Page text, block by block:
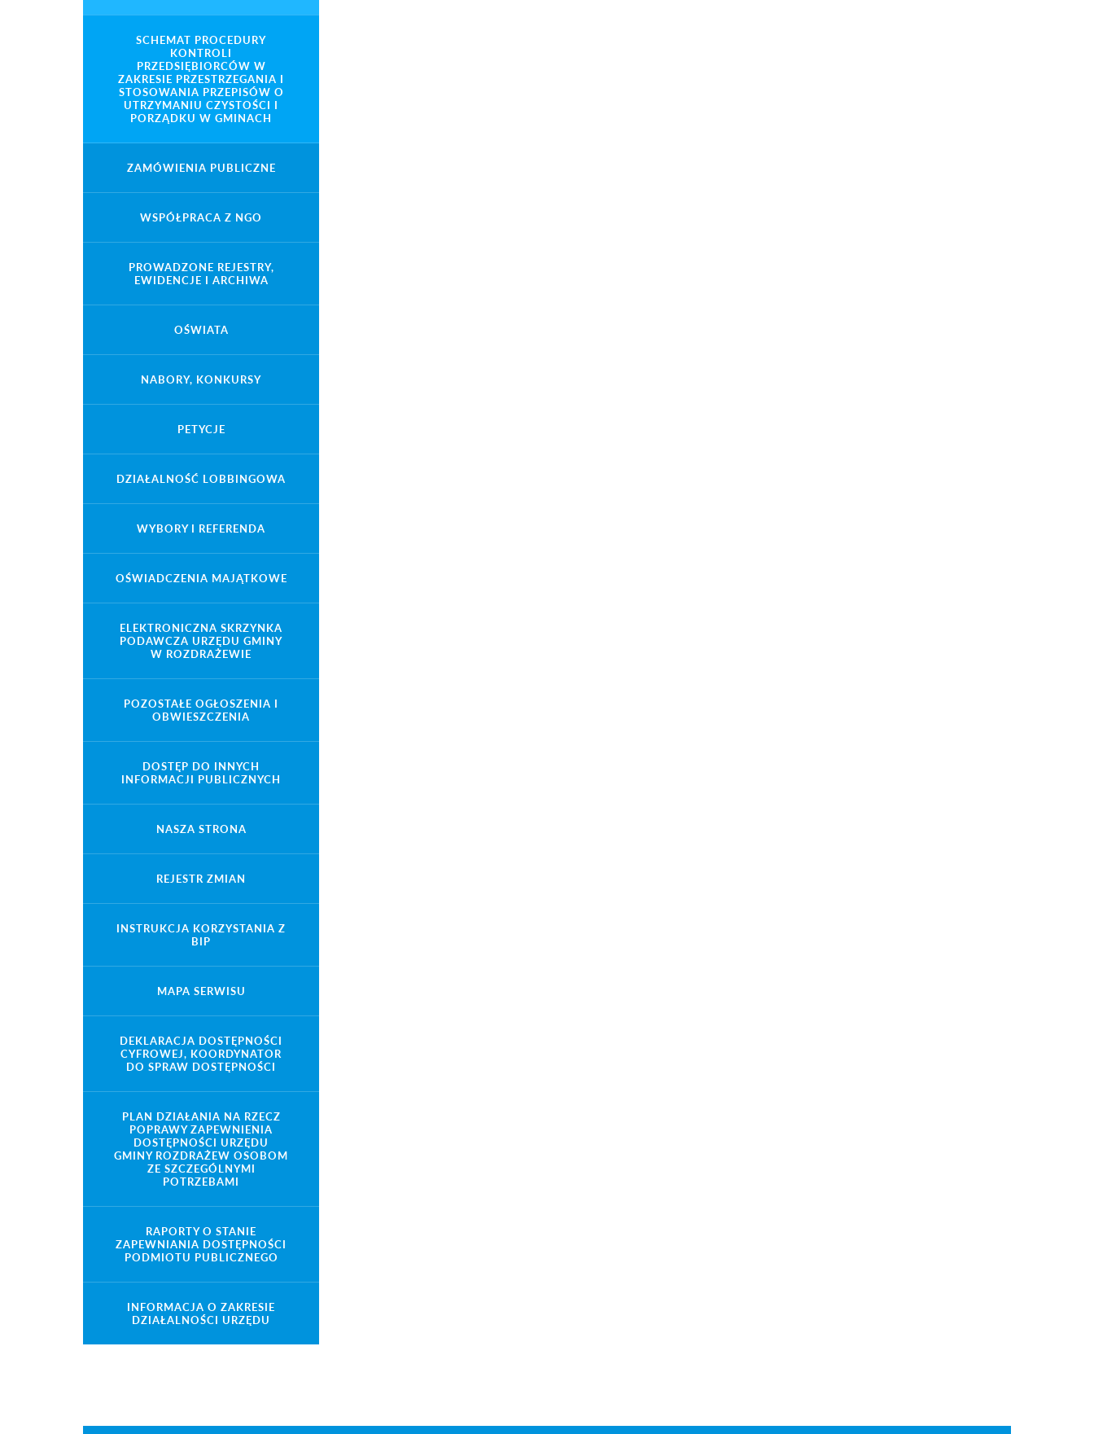
SCHEMAT PROCEDURY
KONTROLI
PRZEDSIĘBIORCÓW W
ZAKRESIE PRZESTRZEGANIA I
STOSOWANIA PRZEPISÓW O
UTRZYMANIU CZYSTOŚCI I
PORZĄDKU W GMINACH
ZAMÓWIENIA PUBLICZNE
WSPÓŁPRACA Z NGO
PROWADZONE REJESTRY,
EWIDENCJE I ARCHIWA
OŚWIATA
NABORY, KONKURSY
PETYCJE
DZIAŁALNOŚĆ LOBBINGOWA
WYBORY I REFERENDA
OŚWIADCZENIA MAJĄTKOWE
ELEKTRONICZNA SKRZYNKA
PODAWCZA URZĘDU GMINY
W ROZDRAŻEWIE
POZOSTAŁE OGŁOSZENIA I
OBWIESZCZENIA
DOSTĘP DO INNYCH
INFORMACJI PUBLICZNYCH
NASZA STRONA
REJESTR ZMIAN
INSTRUKCJA KORZYSTANIA Z
BIP
MAPA SERWISU
DEKLARACJA DOSTĘPNOŚCI
CYFROWEJ, KOORDYNATOR
DO SPRAW DOSTĘPNOŚCI
PLAN DZIAŁANIA NA RZECZ
POPRAWY ZAPEWNIENIA
DOSTĘPNOŚCI URZĘDU
GMINY ROZDRAŻEW OSOBOM
ZE SZCZEGÓLNYMI
POTRZEBAMI
RAPORTY O STANIE
ZAPEWNIANIA DOSTĘPNOŚCI
PODMIOTU PUBLICZNEGO
INFORMACJA O ZAKRESIE
DZIAŁALNOŚCI URZĘDU